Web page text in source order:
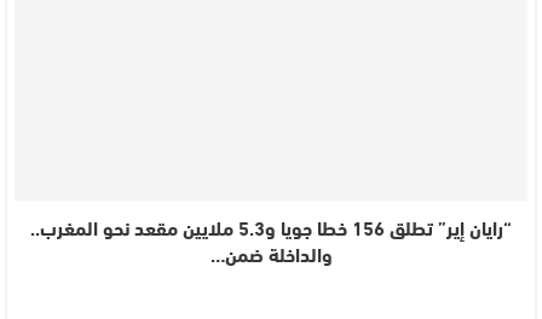
“رايان إير” تطلق 156 خطا جويا و5.3 ملايين مقعد نحو المغرب..
والداخلة ضمن…